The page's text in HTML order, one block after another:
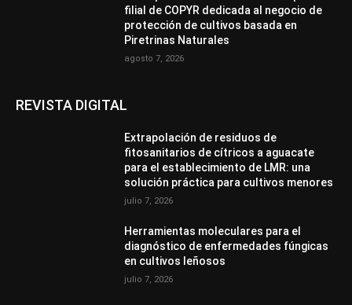
filial de COPYR dedicada al negocio de
protección de cultivos basada en
Piretrinas Naturales
agosto 7, 2026
REVISTA DIGITAL
Extrapolación de residuos de
fitosanitarios de cítricos a aguacate
para el establecimiento de LMR: una
solución práctica para cultivos menores
julio 7, 2026
Herramientas moleculares para el
diagnóstico de enfermedades fúngicas
en cultivos leñosos
julio 7, 2026